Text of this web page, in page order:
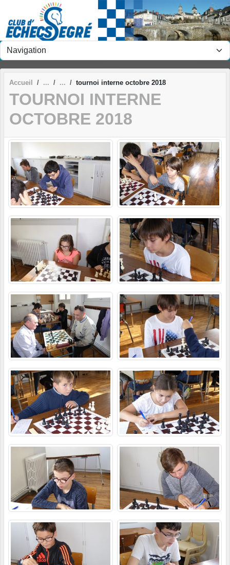
Accueil tournoi interne octobre 2018
TOURNOI INTERNE
OCTOBRE 2018
Panneau de gestion des cookies